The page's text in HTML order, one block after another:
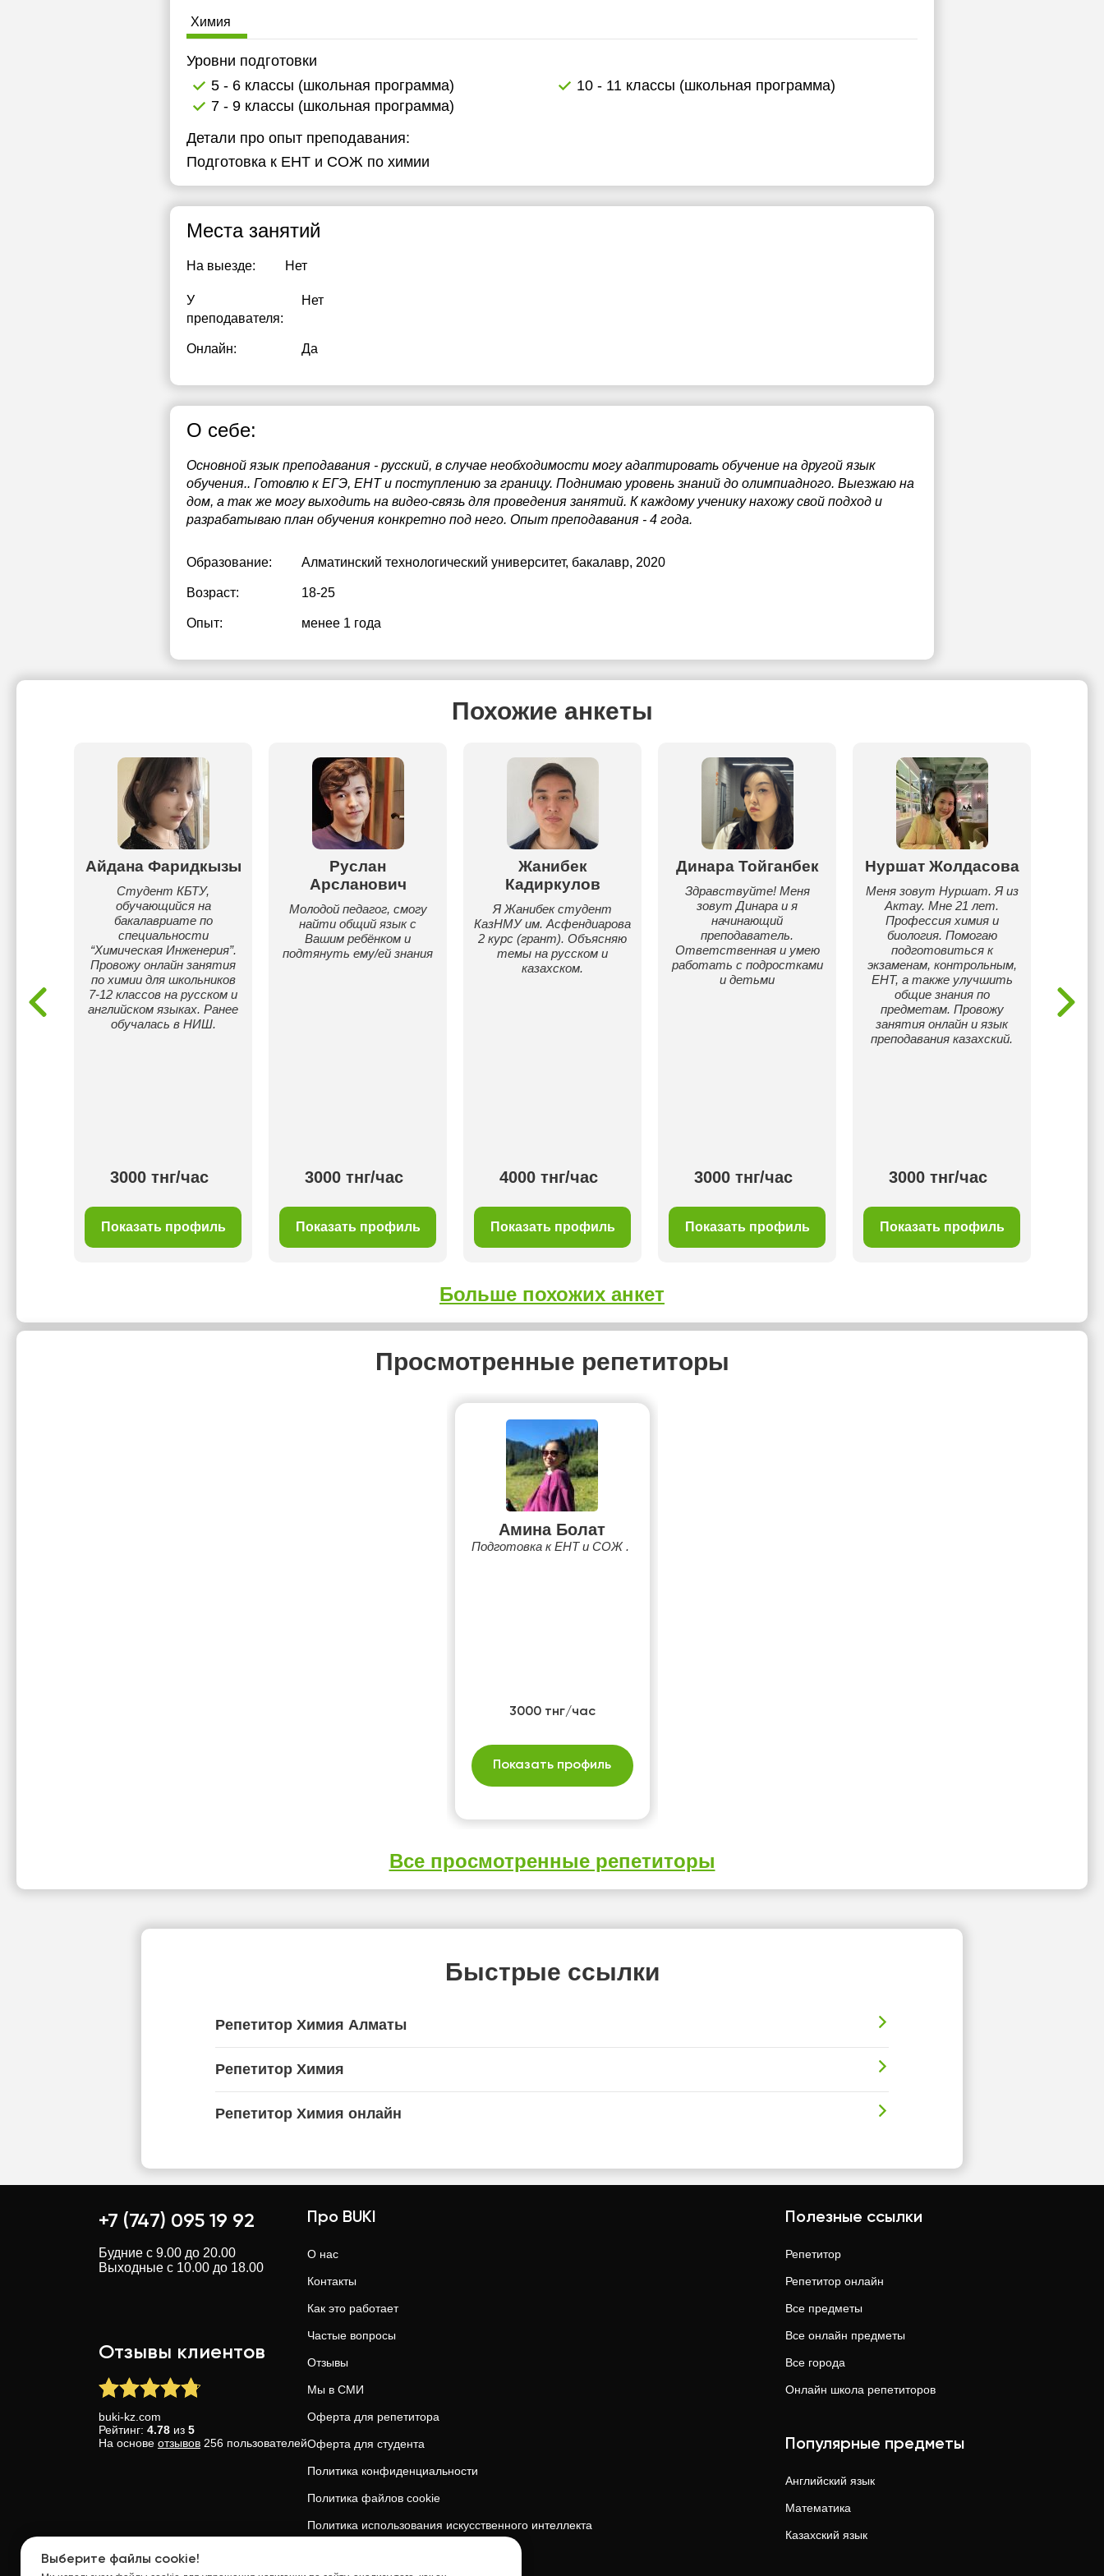
Химия
Уровни подготовки
5 - 6 классы (школьная программа)
10 - 11 классы (школьная программа)
7 - 9 классы (школьная программа)
Детали про опыт преподавания:
Подготовка к ЕНТ и СОЖ по химии
Места занятий
На выезде: Нет
У
преподавателя:
Нет
Онлайн: Да
О себе:
Основной язык преподавания - русский, в случае необходимости могу адаптировать обучение на другой язык
обучения.. Готовлю к ЕГЭ, ЕНТ и поступлению за границу. Поднимаю уровень знаний до олимпиадного. Выезжаю на
дом, а так же могу выходить на видео-связь для проведения занятий. К каждому ученику нахожу свой подход и
разрабатываю план обучения конкретно под него. Опыт преподавания - 4 года.
Образование: Алматинский технологический университет, бакалавр, 2020
Возраст: 18-25
Опыт: менее 1 года
Похожие анкеты
Айдана Фаридкызы
Студент КБТУ,
обучающийся на
бакалавриате по
специальности
“Химическая Инженерия”.
Провожу онлайн занятия
по химии для школьников
7-12 классов на русском и
английском языках. Ранее
обучалась в НИШ.
3000 тнг/час
Показать профиль
Руслан
Арсланович
Молодой педагог, смогу
найти общий язык с
Вашим ребёнком и
подтянуть ему/ей знания
3000 тнг/час
Показать профиль
Жанибек
Кадиркулов
Я Жанибек студент
КазНМУ им. Асфендиарова
2 курс (грант). Объясняю
темы на русском и
казахском.
4000 тнг/час
Показать профиль
Динара Тойганбек
Здравствуйте! Меня
зовут Динара и я
начинающий
преподаватель.
Ответственная и умею
работать с подростками
и детьми
3000 тнг/час
Показать профиль
Нуршат Жолдасова
Меня зовут Нуршат. Я из
Актау. Мне 21 лет.
Профессия химия и
биология. Помогаю
подготовиться к
экзаменам, контрольным,
ЕНТ, а также улучшить
общие знания по
предметам. Провожу
занятия онлайн и язык
преподавания казахский.
3000 тнг/час
Показать профиль
Больше похожих анкет
Просмотренные репетиторы
Амина Болат
Подготовка к ЕНТ и СОЖ .
3000 тнг/час
Показать профиль
Все просмотренные репетиторы
Быстрые ссылки
Репетитор Химия Алматы
Репетитор Химия
Репетитор Химия онлайн
+7 (747) 095 19 92
Будние с 9.00 до 20.00
Выходные с 10.00 до 18.00
Отзывы клиентов
buki-kz.com
Рейтинг: 4.78 из 5
На основе отзывов 256 пользователей
Про BUKI
О нас
Контакты
Как это работает
Частые вопросы
Отзывы
Мы в СМИ
Оферта для репетитора
Оферта для студента
Политика конфиденциальности
Политика файлов cookie
Политика использования искусственного интеллекта
Полезные ссылки
Репетитор
Репетитор онлайн
Все предметы
Все онлайн предметы
Все города
Онлайн школа репетиторов
Популярные предметы
Английский язык
Математика
Казахский язык
Выберите файлы cookie!